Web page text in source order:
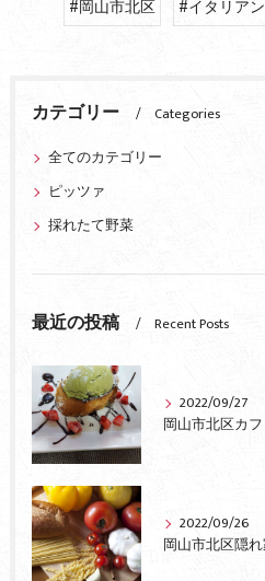
#岡山市北区 #イタリアン
カテゴリー
Categories
全てのカテゴリー
ピッツァ
採れたて野菜
最近の投稿 Recent Posts
2022/09/27
2022/09/26